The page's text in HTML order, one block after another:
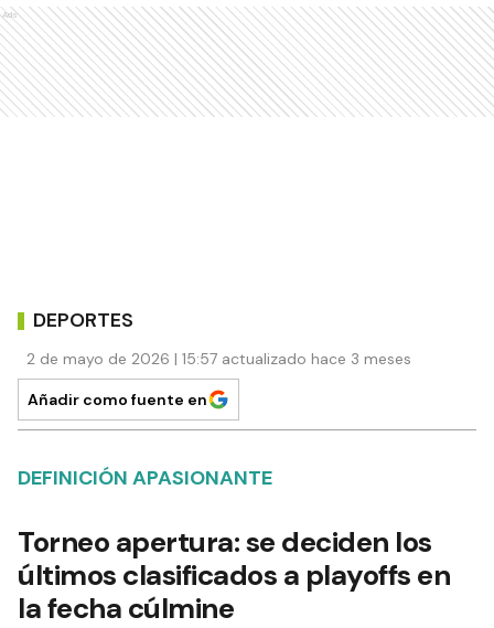
Ads
DEPORTES
2 de mayo de 2026 | 15:57 actualizado hace 3 meses
Añadir como fuente en
DEFINICIÓN APASIONANTE
Torneo apertura: se deciden los
últimos clasificados a playoffs en
la fecha cúlmine